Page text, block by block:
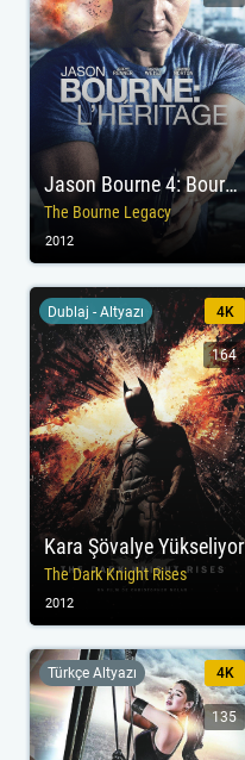
Jason Bourne 4: Bourne'un Mirası
The Bourne Legacy
2012
Kara Şövalye Yükseliyor
The Dark Knight Rises
Dublaj - Altyazı 4K
164
2012
Türkçe Altyazı 4K
135